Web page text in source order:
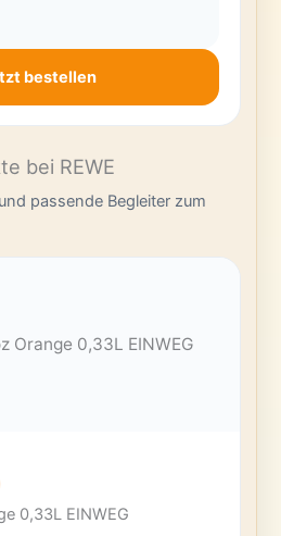
bestellen
bei REWE
passende Begleiter zum
0,33L EINWEG